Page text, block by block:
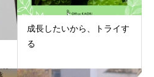
成長したいから、トライす
る